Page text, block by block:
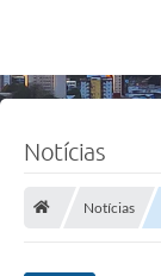
Notícias
Notícias